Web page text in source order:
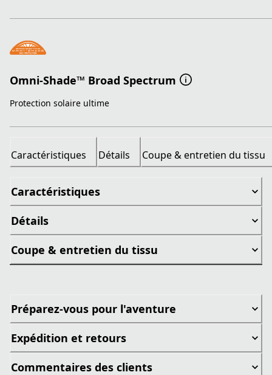
Omni-Shade™ Broad Spectrum
Protection solaire ultime
Caractéristiques Détails Coupe & entretien du tissu
Caractéristiques
Détails
Coupe & entretien du tissu
Préparez-vous pour l'aventure
Expédition et retours
Commentaires des clients